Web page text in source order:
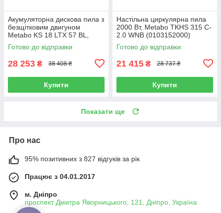
Акумуляторна дискова пила з
безщітковим двигуном
Metabo KS 18 LTX 57 BL,
2хLiHD8.0Аг, metaBOX
(611857810)
Готово до відправки
28 253 ₴ 38 408 ₴
Купити
Настільна циркулярна пила
2000 Вт, Metabo TKHS 315 C-
2.0 WNB (0103152000)
Готово до відправки
21 415 ₴ 28 737 ₴
Купити
Показати ще
Про нас
95% позитивних з 827 відгуків за рік
Працює з 04.01.2017
м. Дніпро
проспект Дмитра Яворницького, 121, Дніпро, Україна